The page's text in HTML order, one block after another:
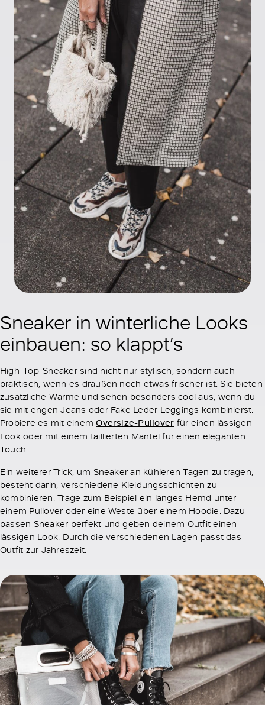
Sneaker in winterliche Looks
einbauen: so klappt’s
High-Top-Sneaker sind nicht nur stylisch, sondern auch
praktisch, wenn es draußen noch etwas frischer ist. Sie bieten
zusätzliche Wärme und sehen besonders cool aus, wenn du
sie mit engen Jeans oder Fake Leder Leggings kombinierst.
Probiere es mit einemOversize-Pullover für einen lässigen
Look oder mit einem taillierten Mantel für einen eleganten
Touch.
Ein weiterer Trick, um Sneaker an kühleren Tagen zu tragen,
besteht darin, verschiedene Kleidungsschichten zu
kombinieren. Trage zum Beispiel ein langes Hemd unter
einem Pullover oder eine Weste über einem Hoodie. Dazu
passen Sneaker perfekt und geben deinem Outfit einen
lässigen Look. Durch die verschiedenen Lagen passt das
Outfit zur Jahreszeit.